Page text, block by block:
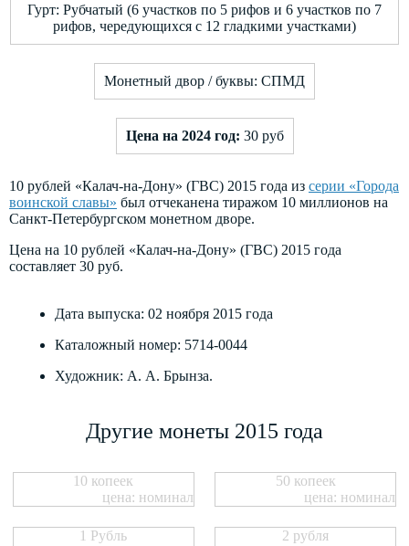
Гурт: Рубчатый (6 участков по 5 рифов и 6 участков по 7
рифов, чередующихся с 12 гладкими участками)
Монетный двор / буквы: СПМД
Цена на 2024 год: 30 руб
10 рублей «Калач-на-Дону» (ГВС) 2015 года из серии «Города
воинской славы» был отчеканена тиражом 10 миллионов на
Санкт-Петербургском монетном дворе.
Цена на 10 рублей «Калач-на-Дону» (ГВС) 2015 года
составляет 30 руб.
Дата выпуска: 02 ноября 2015 года
Каталожный номер: 5714-0044
Художник: А. А. Брынза.
Другие монеты 2015 года
10 копеек
цена: номинал
50 копеек
цена: номинал
1 Рубль
2 рубля